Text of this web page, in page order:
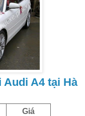
A4 tại Hà
Giá